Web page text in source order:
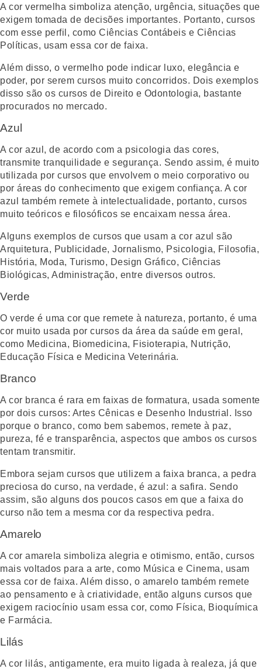
A cor vermelha simboliza atenção, urgência, situações que
exigem tomada de decisões importantes. Portanto, cursos
com esse perfil, como Ciências Contábeis e Ciências
Políticas, usam essa cor de faixa.
Além disso, o vermelho pode indicar luxo, elegância e
poder, por serem cursos muito concorridos. Dois exemplos
disso são os cursos de Direito e Odontologia, bastante
procurados no mercado.
Azul
A cor azul, de acordo com a psicologia das cores,
transmite tranquilidade e segurança. Sendo assim, é muito
utilizada por cursos que envolvem o meio corporativo ou
por áreas do conhecimento que exigem confiança. A cor
azul também remete à intelectualidade, portanto, cursos
muito teóricos e filosóficos se encaixam nessa área.
Alguns exemplos de cursos que usam a cor azul são
Arquitetura, Publicidade, Jornalismo, Psicologia, Filosofia,
História, Moda, Turismo, Design Gráfico, Ciências
Biológicas, Administração, entre diversos outros.
Verde
O verde é uma cor que remete à natureza, portanto, é uma
cor muito usada por cursos da área da saúde em geral,
como Medicina, Biomedicina, Fisioterapia, Nutrição,
Educação Física e Medicina Veterinária.
Branco
A cor branca é rara em faixas de formatura, usada somente
por dois cursos: Artes Cênicas e Desenho Industrial. Isso
porque o branco, como bem sabemos, remete à paz,
pureza, fé e transparência, aspectos que ambos os cursos
tentam transmitir.
Embora sejam cursos que utilizem a faixa branca, a pedra
preciosa do curso, na verdade, é azul: a safira. Sendo
assim, são alguns dos poucos casos em que a faixa do
curso não tem a mesma cor da respectiva pedra.
Amarelo
A cor amarela simboliza alegria e otimismo, então, cursos
mais voltados para a arte, como Música e Cinema, usam
essa cor de faixa. Além disso, o amarelo também remete
ao pensamento e à criatividade, então alguns cursos que
exigem raciocínio usam essa cor, como Física, Bioquímica
e Farmácia.
Lilás
A cor lilás, antigamente, era muito ligada à realeza, já que